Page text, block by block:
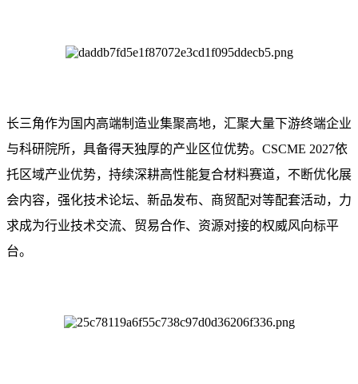
长三角作为国内高端制造业集聚高地，汇聚大量下游终端企业
与科研院所，具备得天独厚的产业区位优势。CSCME 2027依
托区域产业优势，持续深耕高性能复合材料赛道，不断优化展
会内容，强化技术论坛、新品发布、商贸配对等配套活动，力
求成为行业技术交流、贸易合作、资源对接的权威风向标平
台。